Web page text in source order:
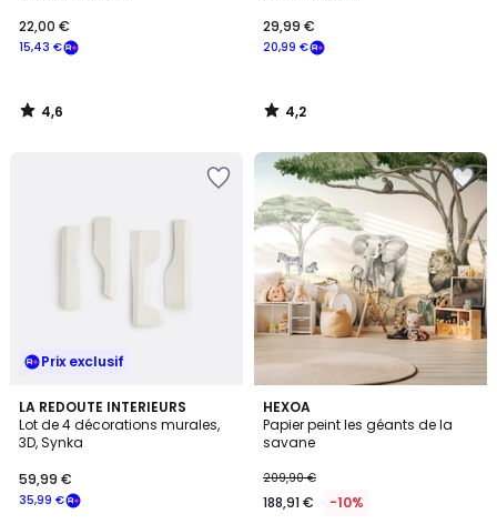
15,43 €
22,00 €
4,6
/
20,99 €
29,99 €
4,2
/
Prix exclusif
LA REDOUTE INTERIEURS
Lot de 4 décorations murales,
3D, Synka
35,99 €
59,99 €
HEXOA
Papier peint les géants de la
savane
209,90 €
188,91 € -10%